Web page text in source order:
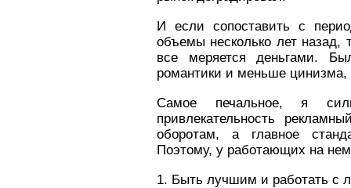
И если сопоставить с
объемы несколько лет
все меряется деньгами.
романтики и меньше
Самое печальное, я
привлекательность
оборотам, а главное
Поэтому, у работающих на
1. Быть лучшим и работать с